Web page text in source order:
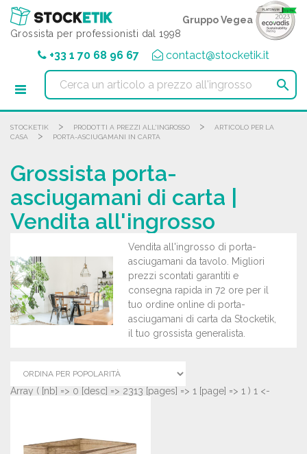
Grossista per professionisti dal 1998
Gruppo Vegea
+33 1 70 68 96 67 contact@stocketik.it

STOCKETIK > PRODOTTI A PREZZI ALL'INGROSSO >
ARTICOLO PER LA
CASA
> PORTA-ASCIUGAMANI IN CARTA
Grossista porta-
asciugamani di carta |
Vendita all'ingrosso
Vendita all'ingrosso di porta-
asciugamani da tavolo. Migliori
prezzi scontati garantiti e
consegna rapida in 72 ore per il
tuo ordine online di porta-
asciugamani di carta da Stocketik,
il tuo grossista generalista.
Array ( [nb] => 0 [desc] => 2313 [pages] => 1 [page] => 1 ) 1 <-
Pannello di gestione dei cookies